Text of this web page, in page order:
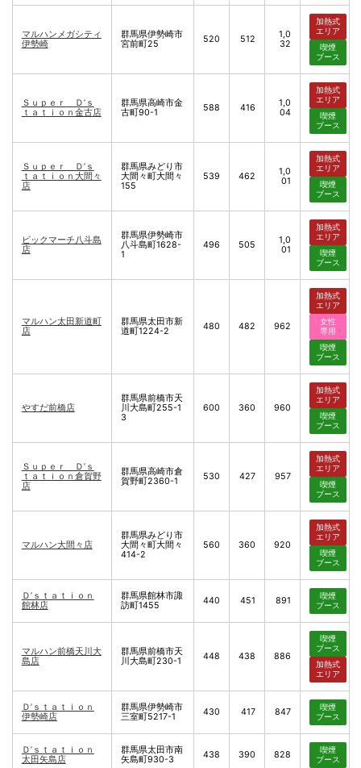
マルハンメガシティ
伊勢崎
群馬県伊勢崎市
宮前町25
520 512
1,0
32
加熱式
エリア
喫煙
ブース
Ｓｕｐｅｒ Ｄ’ｓ
ｔａｔｉｏｎ金古店
群馬県高崎市金
古町90-1
588 416
1,0
04
加熱式
エリア
喫煙
ブース
Ｓｕｐｅｒ Ｄ’ｓ
ｔａｔｉｏｎ大間々
店
群馬県みどり市
大間々町大間々
155
539 462
1,0
01
加熱式
エリア
喫煙
ブース
ビックマーチ八斗島
店
群馬県伊勢崎市
八斗島町1628-
1
496 505
1,0
01
加熱式
エリア
喫煙
ブース
マルハン太田新道町
店
群馬県太田市新
道町1224-2
480 482 962
加熱式
エリア
女性
専用
喫煙
ブース
やすだ前橋店
群馬県前橋市天
川大島町255-1
3
600 360 960
加熱式
エリア
喫煙
ブース
Ｓｕｐｅｒ Ｄ’ｓ
ｔａｔｉｏｎ倉賀野
店
群馬県高崎市倉
賀野町2360-1
530 427 957
加熱式
エリア
喫煙
ブース
マルハン大間々店
群馬県みどり市
大間々町大間々
414-2
560 360 920
加熱式
エリア
喫煙
ブース
Ｄ’ｓｔａｔｉｏｎ
館林店
群馬県館林市諏
訪町1455
440 451 891
喫煙
ブース
マルハン前橋天川大
島店
群馬県前橋市天
川大島町230-1
448 438 886
喫煙
ブース
加熱式
エリア
Ｄ’ｓｔａｔｉｏｎ
伊勢崎店
群馬県伊勢崎市
三室町5217-1
430 417 847
喫煙
ブース
Ｄ’ｓｔａｔｉｏｎ
太田矢島店
群馬県太田市南
矢島町930-3
438 390 828
喫煙
ブース